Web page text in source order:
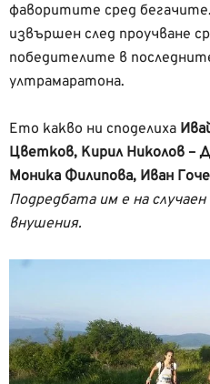
фаворитите сред
извършен след проучване
победителите в
ултрамаратона.
Ето какво ни споделиха
Цветков, Кирил Николов –
Моника Филипова, Иван
Подредбата им е на
внушения.